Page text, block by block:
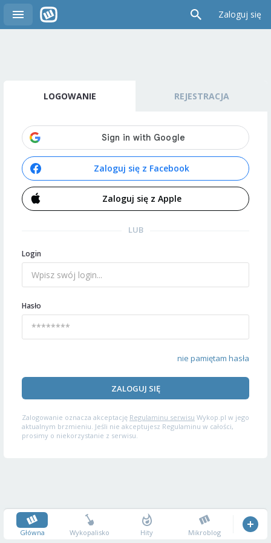
Zaloguj się
LOGOWANIE REJESTRACJA
Zaloguj się z Facebook
Zaloguj się z Apple
LUB
Login
Hasło
nie pamiętam hasła
ZALOGUJ SIĘ
Zalogowanie oznacza akceptację Regulaminu serwisu Wykop.pl w jego
aktualnym brzmieniu. Jeśli nie akceptujesz Regulaminu w całości,
prosimy o niekorzystanie z serwisu.
Główna Wykopalisko Hity Mikroblog